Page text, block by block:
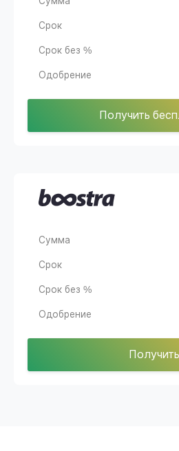
Срок
Срок без %
Одобрение
Получить
Сумма
Срок
Срок без %
Одобрение
Получить